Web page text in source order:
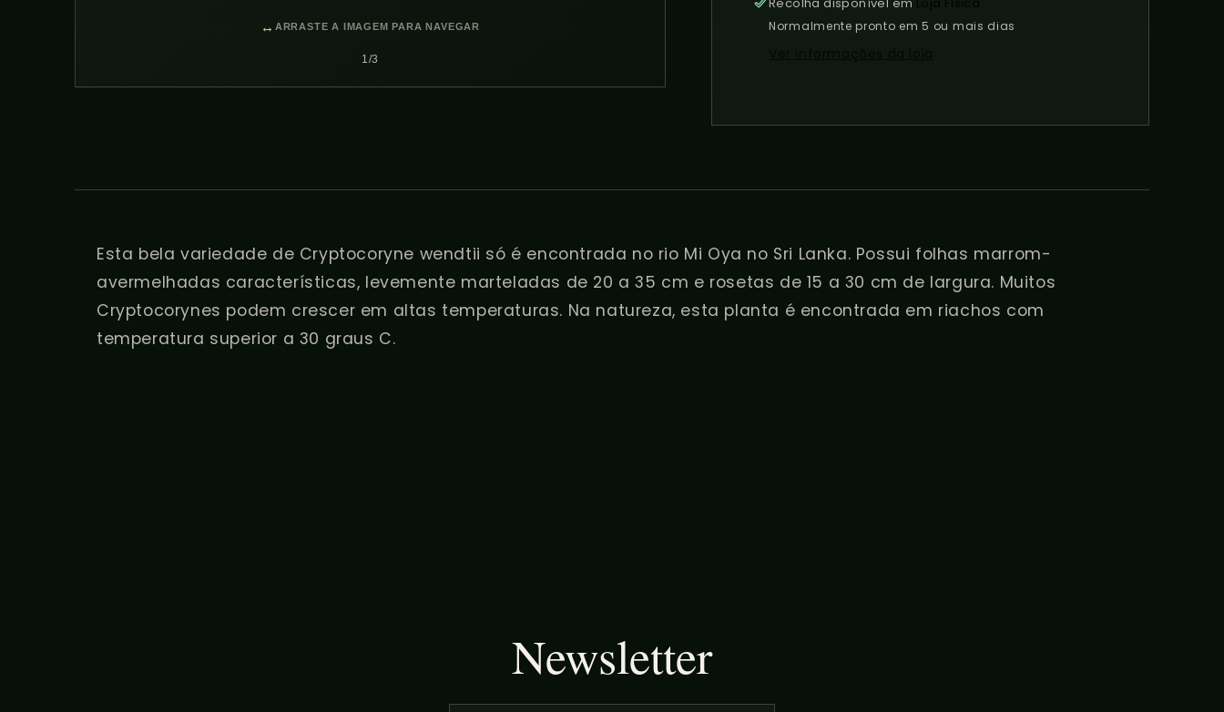
ARRASTE A IMAGEM PARA NAVEGAR
1/de
3
Grow!
Grow!
Normalmente pronto em 5 ou mais dias
Esta bela variedade de Cryptocoryne wendtii só é encontrada no rio Mi Oya no Sri Lanka. Possui folhas marrom-
avermelhadas características, levemente marteladas de 20 a 35 cm e rosetas de 15 a 30 cm de largura. Muitos
Cryptocorynes podem crescer em altas temperaturas. Na natureza, esta planta é encontrada em riachos com
temperatura superior a 30 graus C.
Newsletter